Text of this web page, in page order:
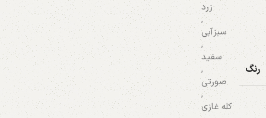
رنگ
زرد
,
سبز‌آبی
,
سفید
,
صورتی
,
کله غازی